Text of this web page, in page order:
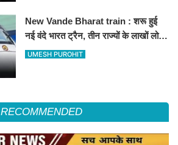
New Vande Bharat train : शरू हुई
नई वंदे भारत ट्रैन, तीन राज्यों के लाखों लोगों
का सफर होगा आसान, देखें पूरा रूटमैप
UMESH PUROHIT
RECOMMENDED